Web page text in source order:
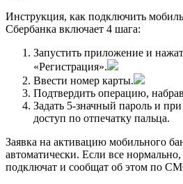
Инструкция, как подключить
Сбербанка включает 4 шага:
Запустить приложение и
«Регистрация».
Ввести номер карты.
Подтвердить операцию,
Задать 5-значный пароль и
доступ по отпечатку пальца.
Заявка на активацию мобильного
автоматически. Если все нормально,
подключат и сообщат об этом по